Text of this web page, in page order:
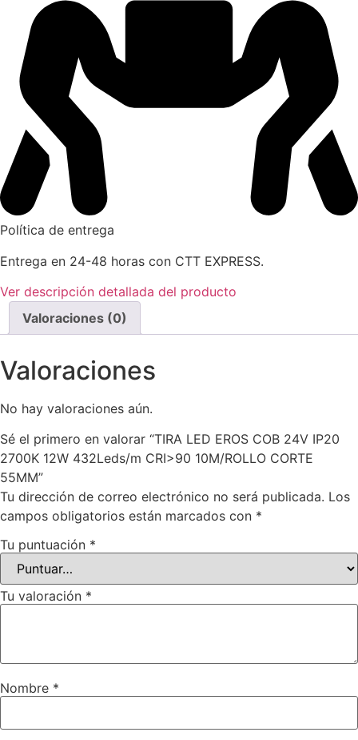
Política de entrega
Entrega en 24-48 horas con CTT EXPRESS.
Ver descripción detallada del producto
Valoraciones (0)
Valoraciones
No hay valoraciones aún.
Sé el primero en valorar “TIRA LED EROS COB 24V IP20
2700K 12W 432Leds/m CRI>90 10M/ROLLO CORTE
55MM”
Tu dirección de correo electrónico no será publicada. Los
campos obligatorios están marcados con *
Tu puntuación *
Tu valoración *
Nombre *